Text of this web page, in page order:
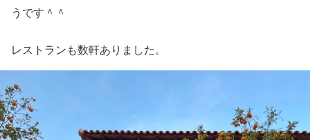
うです＾＾
レストランも数軒ありました。